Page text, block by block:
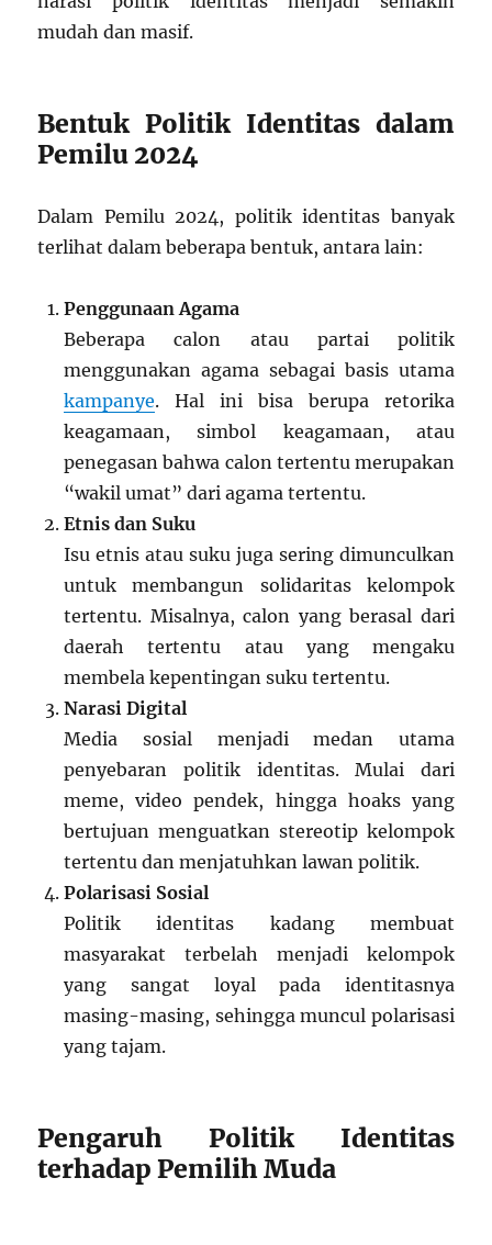
mudah dan masif.
Bentuk Politik Identitas dalam
Pemilu 2024
Dalam Pemilu 2024, politik identitas banyak
terlihat dalam beberapa bentuk, antara lain:
Penggunaan Agama
Beberapa calon atau partai politik
menggunakan agama sebagai basis utama
kampanye. Hal ini bisa berupa retorika
keagamaan, simbol keagamaan, atau
penegasan bahwa calon tertentu merupakan
“wakil umat” dari agama tertentu.
Etnis dan Suku
Isu etnis atau suku juga sering dimunculkan
untuk membangun solidaritas kelompok
tertentu. Misalnya, calon yang berasal dari
daerah tertentu atau yang mengaku
membela kepentingan suku tertentu.
Narasi Digital
Media sosial menjadi medan utama
penyebaran politik identitas. Mulai dari
meme, video pendek, hingga hoaks yang
bertujuan menguatkan stereotip kelompok
tertentu dan menjatuhkan lawan politik.
Polarisasi Sosial
Politik identitas kadang membuat
masyarakat terbelah menjadi kelompok
yang sangat loyal pada identitasnya
masing-masing, sehingga muncul polarisasi
yang tajam.
Pengaruh Politik Identitas
terhadap Pemilih Muda